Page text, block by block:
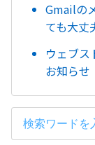
Gmailの
ても大丈
ウェブス
お知らせ